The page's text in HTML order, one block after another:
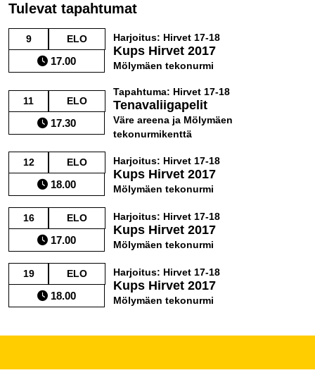
Tulevat tapahtumat
9 ELO
17.00
Harjoitus: Hirvet 17-18
Kups Hirvet 2017
Mölymäen tekonurmi
11 ELO
17.30
Tapahtuma: Hirvet 17-18
Tenavaliigapelit
Väre areena ja Mölymäen
tekonurmikenttä
12 ELO
18.00
Harjoitus: Hirvet 17-18
Kups Hirvet 2017
Mölymäen tekonurmi
16 ELO
17.00
Harjoitus: Hirvet 17-18
Kups Hirvet 2017
Mölymäen tekonurmi
19 ELO
18.00
Harjoitus: Hirvet 17-18
Kups Hirvet 2017
Mölymäen tekonurmi